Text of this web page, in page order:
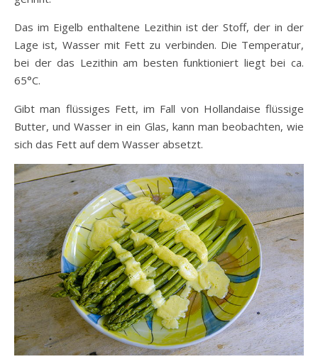
Das im Eigelb enthaltene Lezithin ist der Stoff, der in der
Lage ist, Wasser mit Fett zu verbinden. Die Temperatur,
bei der das Lezithin am besten funktioniert liegt bei ca.
65°C.
Gibt man flüssiges Fett, im Fall von Hollandaise flüssige
Butter, und Wasser in ein Glas, kann man beobachten, wie
sich das Fett auf dem Wasser absetzt.